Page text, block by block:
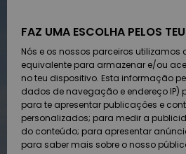
Calçado e
chinelos
Surfe/água
Calçado e
chinelos
Surfe/água
MULHER
chegados
Highlights
Snow
SURF
Crianças
Highlights
Community
SNOW
Artigos
Criança
Snow Shop
Feminino
DUPLA
Criança
Outlet
Mulher
Devoluções
Pagamento
Cartão
presente
FAZ UMA ESCOLHA PELOS
Nós e os nossos parceiros utilizamos
equivalente para armazenar e/ou
no teu dispositivo. Esta informação
dados de navegação e endereço IP)
para te apresentar publicações e
personalizados; para medir a
do conteúdo; para apresentar
para saber mais sobre o nosso